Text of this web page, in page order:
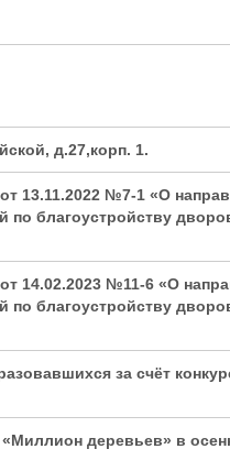
, д.27,корп. 1.
13.11.2022 №7-1 «О
благоустройству
14.02.2023 №11-6 «О
благоустройству
за счёт
«Миллион деревьев» в